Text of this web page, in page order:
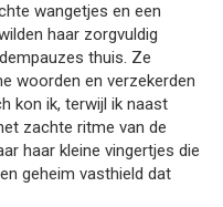
wangetjes en een
haar zorgvuldig
thuis. Ze
woorden en verzekerden
kon ik, terwijl ik naast
zachte ritme van de
haar kleine vingertjes die
geheim vasthield dat